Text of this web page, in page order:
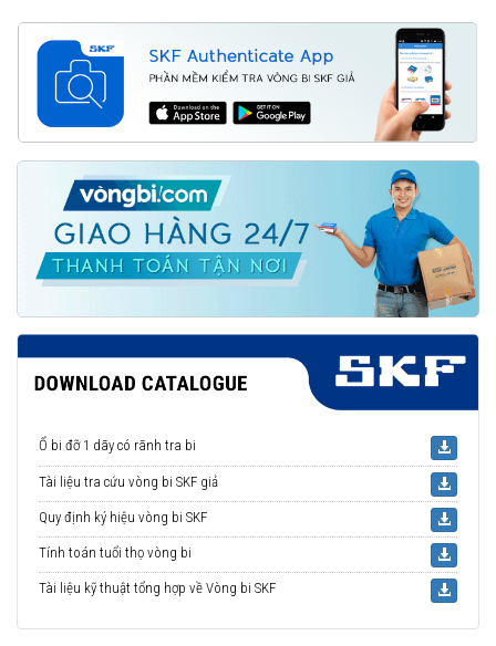
Ổ bi đỡ 1 dãy có rãnh tra bi
Tài liệu tra cứu vòng bi SKF giả
Quy định ký hiệu vòng bi SKF
Tính toán tuổi thọ vòng bi
Tài liệu kỹ thuật tổng hợp về Vòng bi SKF